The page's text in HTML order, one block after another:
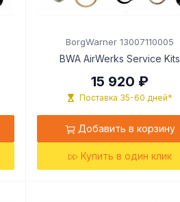
BorgWarner 13007110005
BWA AirWerks Service Kits
15 920 ₽
Поставка 35-60 дней*
Добавить в корзину
Купить в один клик